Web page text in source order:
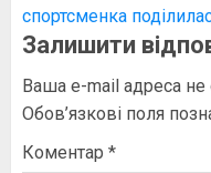
спортсменка
Залишити
Ваша e-mail адреса
Обов’язкові поля
Коментар *